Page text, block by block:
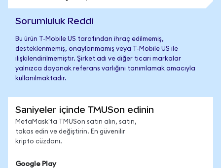
Sorumluluk Reddi
Bu ürün T-Mobile US tarafından ihraç edilmemiş,
desteklenmemiş, onaylanmamış veya T-Mobile US ile
ilişkilendirilmemiştir. Şirket adı ve diğer ticari markalar
yalnızca dayanak referans varlığını tanımlamak amacıyla
kullanılmaktadır.
Saniyeler içinde TMUSon edinin
MetaMask'ta TMUSon satın alın, satın,
takas edin ve değiştirin. En güvenilir
kripto cüzdanı.
Google Play